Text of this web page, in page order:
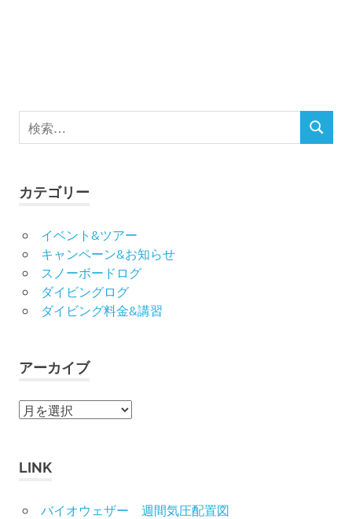
検
索
検
カテゴリー
イベント&ツアー
キャンペーン&お知らせ
スノーボードログ
ダイビングログ
ダイビング料金&講習
アーカイブ
ア
イ
LINK
バイオウェザー 週間気圧配置図